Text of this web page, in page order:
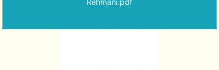
Rehmani.pdf